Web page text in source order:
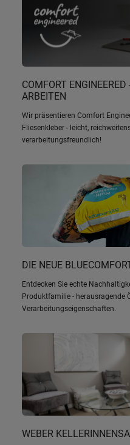
COMFORT
ARBEITEN
Wir präsentieren Comfort
Fliesenkleber - leicht,
verarbeitungsfreundlich!
DIE NEUE
Entdecken Sie echte
Produktfamilie - herausragende
Verarbeitungseigenschaften.
WEBER